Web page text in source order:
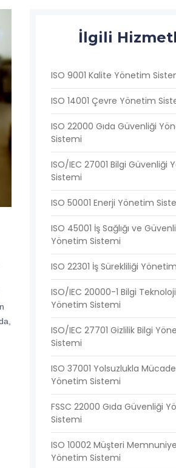
İlgili
ISO 9001 Kalite Yönetim
ISO 14001 Çevre Yönetim
ISO 22000 Gıda Güvenliği
Sistemi
ISO/IEC 27001 Bilgi Güvenliği
Sistemi
ISO 50001 Enerji Yönetim
ISO 45001 İş Sağlığı ve
Yönetim Sistemi
ISO 22301 İş Sürekliliği
ISO/IEC 20000-1 Bilgi
Yönetim Sistemi
ISO/IEC 27701 Gizlilik Bilgi
Sistemi
ISO 37001 Yolsuzlukla
Yönetim Sistemi
FSSC 22000 Gıda Güvenliği
Sistemi
ISO 10002 Müşteri
Yönetim Sistemi